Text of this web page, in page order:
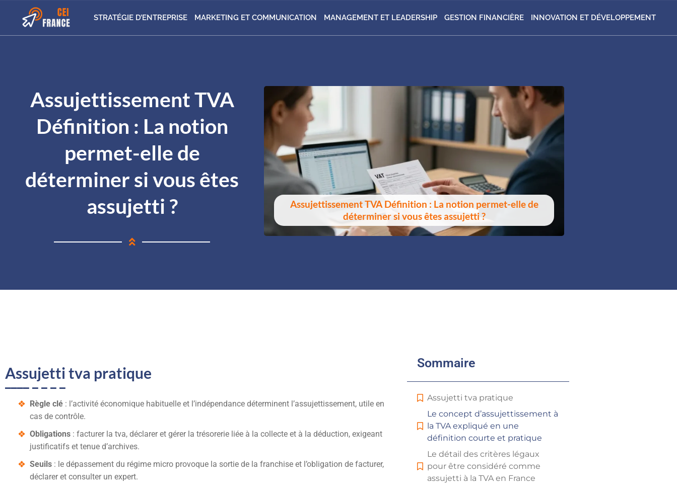
STRATÉGIE D’ENTREPRISE MARKETING ET COMMUNICATION MANAGEMENT ET LEADERSHIP GESTION FINANCIÈRE INNOVATION ET DÉVELOPPEMENT
Assujettissement TVA
Définition : La notion
permet-elle de
déterminer si vous êtes
assujetti ?
Assujettissement TVA Définition : La notion permet-elle de
déterminer si vous êtes assujetti ?
Assujetti tva pratique
Règle clé : l’activité économique habituelle et l’indépendance déterminent l’assujettissement, utile en
cas de contrôle.
Obligations : facturer la tva, déclarer et gérer la trésorerie liée à la collecte et à la déduction, exigeant
justificatifs et tenue d’archives.
Seuils : le dépassement du régime micro provoque la sortie de la franchise et l’obligation de facturer,
déclarer et consulter un expert.
Sommaire
Assujetti tva pratique
Le concept d’assujettissement à
la TVA expliqué en une
définition courte et pratique
Le détail des critères légaux
pour être considéré comme
assujetti à la TVA en France